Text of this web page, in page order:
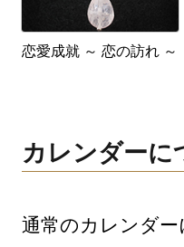
恋愛成就 ～ 恋の訪れ ～
カレンダーに
通常のカレンダー